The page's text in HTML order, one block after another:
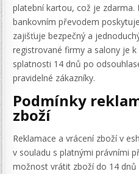
platební kartou, což je zdarma.
bankovním převodem
zajišťuje bezpečný a
registrované firmy a salony je
splatnosti 14 dnů po
pravidelné zákazníky.
Podmínky
zboží
Reklamace a vrácení zboží v
v souladu s platnými právními
možnost vrátit zboží do 14